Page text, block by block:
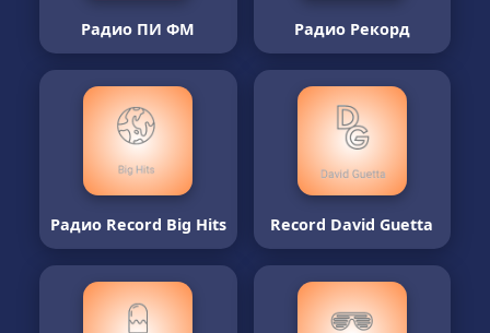
Радио ПИ ФМ Радио Рекорд
Радио Record Big Hits Record David Guetta